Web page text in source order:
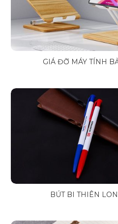
GIÁ ĐỠ MÁY TÍNH
BÚT BI THIÊN